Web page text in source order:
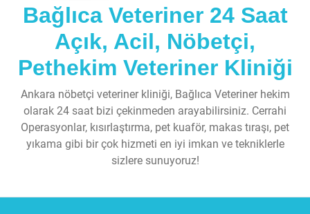
Bağlıca Veteriner 24 Saat
Açık, Acil, Nöbetçi,
Pethekim Veteriner Kliniği
Ankara nöbetçi veteriner kliniği, Bağlıca Veteriner hekim
olarak 24 saat bizi çekinmeden arayabilirsiniz. Cerrahi
Operasyonlar, kısırlaştırma, pet kuaför, makas tıraşı, pet
yıkama gibi bir çok hizmeti en iyi imkan ve tekniklerle
sizlere sunuyoruz!